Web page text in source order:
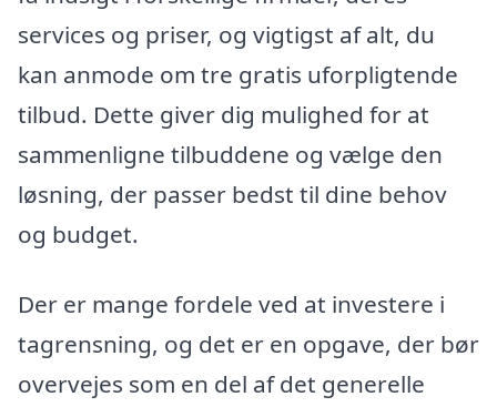
services og priser, og vigtigst af alt, du
kan anmode om tre gratis uforpligtende
tilbud. Dette giver dig mulighed for at
sammenligne tilbuddene og vælge den
løsning, der passer bedst til dine behov
og budget.
Der er mange fordele ved at investere i
tagrensning, og det er en opgave, der bør
overvejes som en del af det generelle